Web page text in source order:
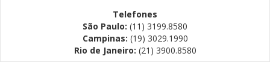
Telefones
São Paulo: (11) 3199.8580
Campinas: (19) 3029.1990
Rio de Janeiro: (21) 3900.8580